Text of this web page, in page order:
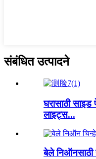
संबंधित उत्पादने
घरासाठी
लाइट्स...
बेले निऑनसाठी